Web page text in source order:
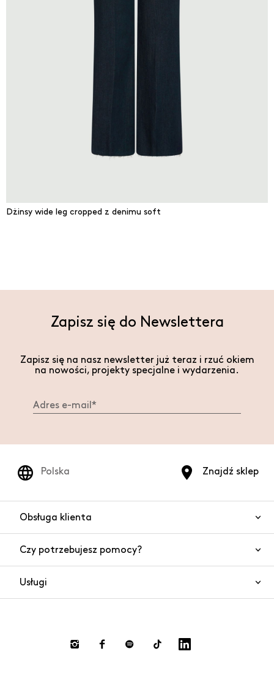
Dżinsy wide leg cropped z denimu soft
Zapisz się do Newslettera
Zapisz się na nasz newsletter już teraz i rzuć okiem
na nowości, projekty specjalne i wydarzenia.
Znajdź sklep
Polska
Obsługa klienta
Kontakt
Czy potrzebujesz pomocy?
Płatności
Usługi